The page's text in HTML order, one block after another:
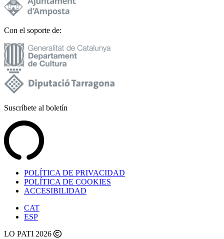
Con el soporte de:
Suscríbete al boletín
POLÍTICA DE PRIVACIDAD
POLÍTICA DE COOKIES
ACCESIBILIDAD
CAT
ESP
LO PATI 2026